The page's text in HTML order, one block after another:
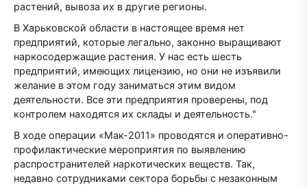
растений, вывоза их в другие регионы.
В Харьковской области в настоящее время нет
предприятий, которые легально, законно выращивают
наркосодержащие растения. У нас есть шесть
предприятий, имеющих лицензию, но они не изъявили
желание в этом году заниматься этим видом
деятельности. Все эти предприятия проверены, под
контролем находятся их склады и деятельность."
В ходе операции «Мак-2011» проводятся и оперативно-
профилактические мероприятия по выявлению
распространителей наркотических веществ. Так,
недавно сотрудниками сектора борьбы с незаконным